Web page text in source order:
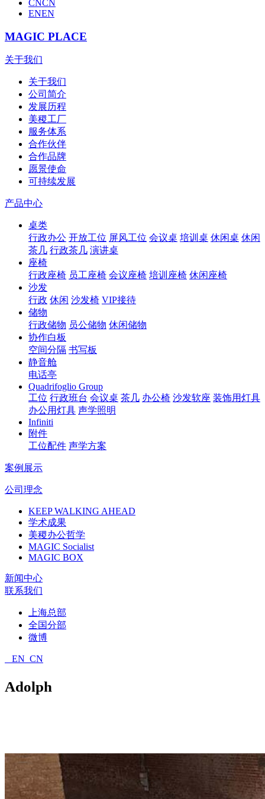
CNCN
ENEN
MAGIC PLACE
关于我们
关于我们
公司简介
发展历程
美稷工厂
服务体系
合作伙伴
合作品牌
愿景使命
可持续发展
产品中心
桌类
行政办公 开放工位 屏风工位 会议桌 培训桌 休闲桌 休闲
茶几 行政茶几 演讲桌
座椅
行政座椅 员工座椅 会议座椅 培训座椅 休闲座椅
沙发
行政 休闲 沙发椅 VIP接待
储物
行政储物 员公储物 休闲储物
协作白板
空间分隔 书写板
静音舱
电话亭
Quadrifoglio Group
工位 行政班台 会议桌 茶几 办公椅 沙发软座 装饰用灯具
办公用灯具 声学照明
Infiniti
附件
工位配件 声学方案
案例展示
公司理念
KEEP WALKING AHEAD
学术成果
美稷办公哲学
MAGIC Socialist
MAGIC BOX
新闻中心
联系我们
上海总部
全国分部
微博
EN CN
Adolph